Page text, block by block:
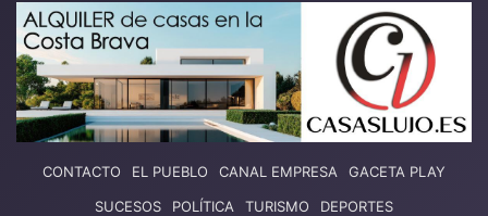
CONTACTO EL PUEBLO CANAL EMPRESA
GACETA PLAY
SUCESOS
POLÍTICA TURISMO DEPORTES